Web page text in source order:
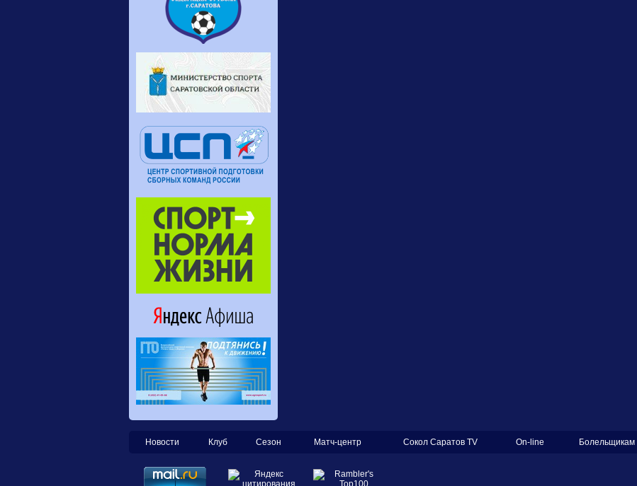
Новости Клуб Сезон Матч-центр Сокол Саратов TV On-line Болельщикам